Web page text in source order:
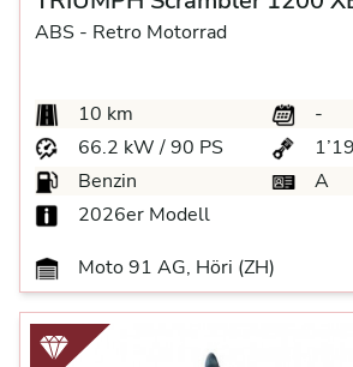
ABS - Retro Motorrad
10 km
-
66.2 kW / 90 PS
Benzin
A
2026er Modell
Moto 91 AG, Höri (ZH)